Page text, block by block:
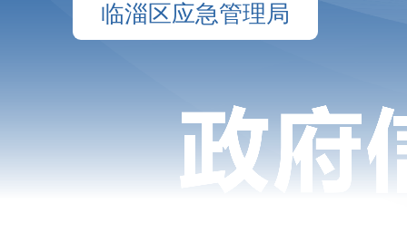
临淄区应急管理局